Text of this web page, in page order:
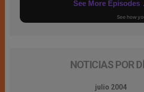
NOTICIAS POR
julio 2004